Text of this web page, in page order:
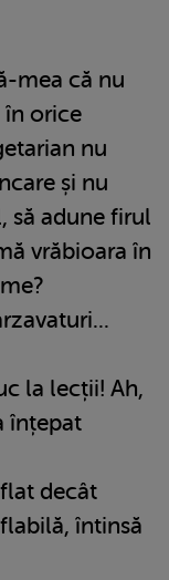
mea că nu
orice
nu
și nu
să adune firul
vrăbioara în
la lecții! Ah,
înțepat
decât
întinsă